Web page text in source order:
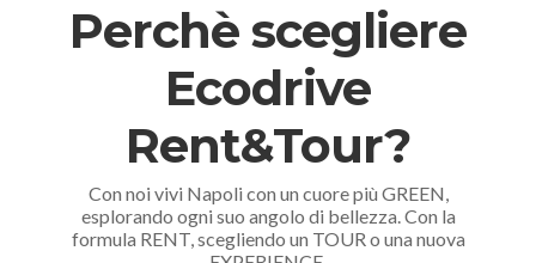
Perchè scegliere
Ecodrive
Rent&Tour?
Con noi vivi Napoli con un cuore più GREEN,
esplorando ogni suo angolo di bellezza. Con la
formula RENT, scegliendo un TOUR o una nuova